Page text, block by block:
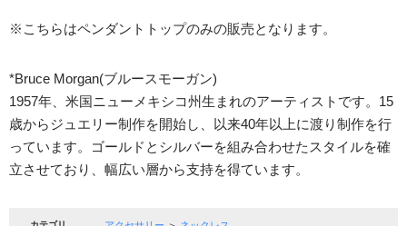
※こちらはペンダントトップのみの販売となります。
*Bruce Morgan(ブルースモーガン)
1957年、米国ニューメキシコ州生まれのアーティストです。15
歳からジュエリー制作を開始し、以来40年以上に渡り制作を行
っています。ゴールドとシルバーを組み合わせたスタイルを確
立させており、幅広い層から支持を得ています。